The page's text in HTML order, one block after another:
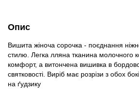
Опис
Вишита жіноча сорочка - поєднання
стилю. Легка лляна тканина молочного
комфорт, а витончена вишивка в
святковості. Виріб має розрізи з обох
на ґудзику